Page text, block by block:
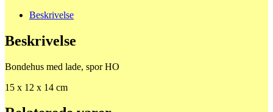
Beskrivelse
Beskrivelse
Bondehus med lade, spor HO
15 x 12 x 14 cm